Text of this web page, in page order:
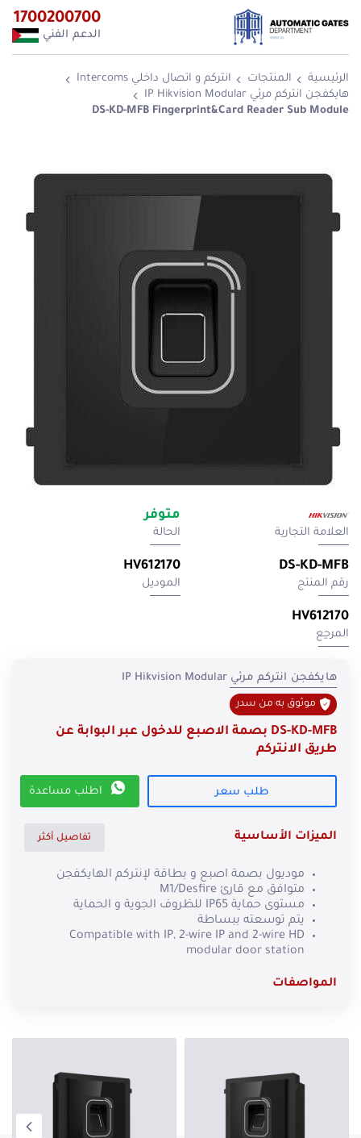
1700200700
الدعم الفني
الرئيسية المنتجات
انتركم و اتصال داخلي Intercoms
هايكفجن انتركم مرئي IP Hikvision Modular
DS-KD-MFB Fingerprint&Card Reader Sub Module
هايكفجن انتركم مرئي IP Hikvision Modular
موثوق به من سدر
DS-KD-MFB بصمة الاصبع للدخول عبر البوابة عن
طريق الانتركم
طلب سعر اطلب مساعدة
الميزات الأساسية تفاصيل أكثر
موديول بصمة اصبع و بطاقة لإنتركم الهايكفجن
متوافق مع قارئ M1/Desfire
مستوى حماية IP65 للظروف الجوية و الحماية
يتم توسعته ببساطة
Compatible with IP, 2-wire IP and 2-wire HD
modular door station
المواصفات
IP65 protection level
Easy to use and extend
Compatible with IP, 2-wire IP and 2-wire HD modular
door station
العلامة التجارية
متوفر
الحالة
DS-KD-MFB
رقم المنتج
HV612170
الموديل
HV612170
المرجِع